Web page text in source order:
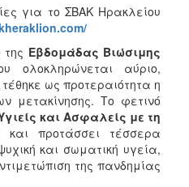
για το ΣΒΑΚ Ηρακλείου
Εβδομάδας Βιώσιμης
ολοκληρώνεται αύριο,
ως προτεραιότητα η
μετακίνησης. Το φετινό
και Ασφαλείς με τη
και προτάσσει τέσσερα
και σωματική υγεία,
της πανδημίας